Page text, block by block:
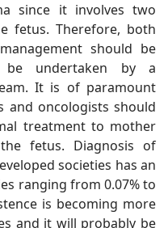
since it involves two
fetus. Therefore, both
should be
be undertaken by a
It is of paramount
and oncologists should
treatment to mother
fetus. Diagnosis of
societies has an
ranging from 0.07% to
is becoming more
and it will probably be